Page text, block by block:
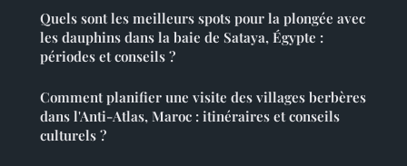
Quels sont les meilleurs spots pour la plongée avec
les dauphins dans la baie de Sataya, Égypte :
périodes et conseils ?
Comment planifier une visite des villages berbères
dans l'Anti-Atlas, Maroc : itinéraires et conseils
culturels ?